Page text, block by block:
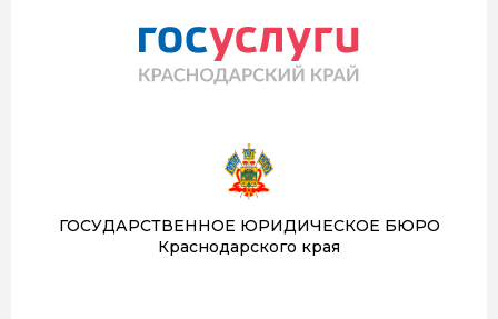
ГОСУДАРСТВЕННОЕ ЮРИДИЧЕСКОЕ БЮРО
Краснодарского края